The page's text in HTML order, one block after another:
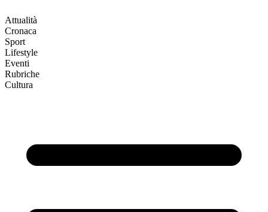
Attualità
Cronaca
Sport
Lifestyle
Eventi
Rubriche
Cultura